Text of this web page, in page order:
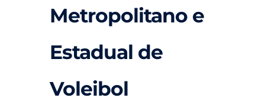
Metropolitano e
Estadual de
Voleibol